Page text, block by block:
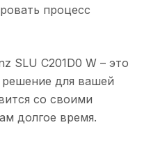
процесс
SLU C201D0 W – это
для вашей
со своими
долгое время.